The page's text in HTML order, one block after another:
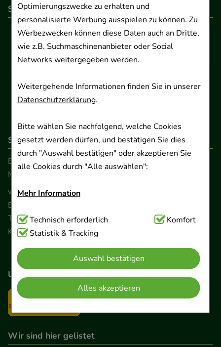
Optimierungszwecke zu erhalten und
personalisierte Werbung ausspielen zu können. Zu
Werbezwecken können diese Daten auch an Dritte,
wie z.B. Suchmaschinenanbieter oder Social
Networks weitergegeben werden.
Weitergehende Informationen finden Sie in unserer
Datenschutzerklärung.
Bitte wählen Sie nachfolgend, welche Cookies
gesetzt werden dürfen, und bestätigen Sie dies
durch "Auswahl bestätigen" oder akzeptieren Sie
alle Cookies durch "Alle auswählen":
Mehr Information
Technisch Notwendig:Hierbei handelt es sich um
Cookies, die für die Grundfunktionen unserer
Website notwendig sind (z.B. Navigation,
Warenkorb, Kundenkonto), weshalb auf diese nicht
verzichtet werden kann.
Komfort:Diese Cookies werden genutzt um das
Einkaufserlebnis noch ansprechender zu gestalten,
Besuchers oder unsere Seite an bevorzugte
Technisch erforderlich
Komfort
Statistik & Tracking
Auswahl bestätigen
Alles akzeptieren
So können Sie bezahlen
So erreichen Sie uns
Beratung und Kundenservice:
Montag - Freitag von 9.00 bis 17.00 Uhr
www.ApoSalis.de· E-Mail:
Ernst-August-Platz 2 · 30159 Hannover
Telefon 0511 89 71 80 0 · Fax 0511 89 71 80 11
Kontaktformular
Unser Versanddienstleister
Wir sind hier gelistet